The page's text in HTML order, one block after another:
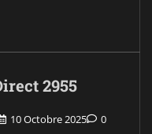
2955
10 Octobre 2025 0